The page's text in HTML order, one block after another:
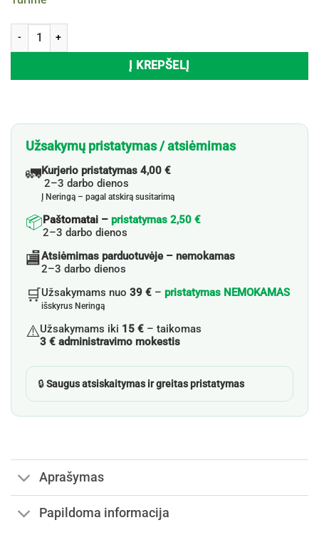
produkto kiekis: Lipnūs lapeliai TRENDHAUS, 10,5x6,5x4 cm
Į KREPŠELĮ
Užsakymų pristatymas / atsiėmimas
🚛Kurjerio pristatymas 4,00 €
2–3 darbo dienos
Į Neringą – pagal atskirą susitarimą
📦Paštomatai – pristatymas 2,50 €
2–3 darbo dienos
🏬Atsiėmimas parduotuvėje – nemokamas
2–3 darbo dienos
🛒Užsakymams nuo 39 € – pristatymas NEMOKAMAS
išskyrus Neringą
⚠️Užsakymams iki 15 € – taikomas
3 € administravimo mokestis
🔒Saugus atsiskaitymas ir greitas pristatymas
Aprašymas
Papildoma informacija